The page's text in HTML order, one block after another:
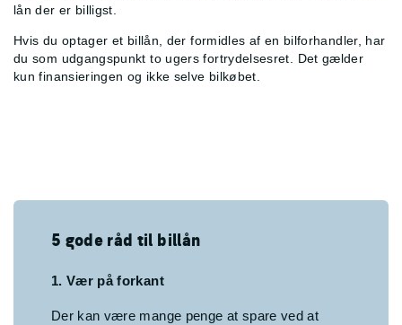
lån der er billigst.
Hvis du optager et billån, der formidles af en bilforhandler, har
du som udgangspunkt to ugers fortrydelsesret. Det gælder
kun finansieringen og ikke selve bilkøbet.
5 gode råd til billån
1. Vær på forkant
Der kan være mange penge at spare ved at